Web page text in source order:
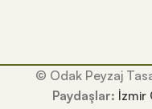
© Odak Peyzaj
Paydaşlar: İzmir